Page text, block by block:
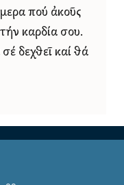
πού ἀκοῦς
καρδία σου.
δεχθεῖ καί θά